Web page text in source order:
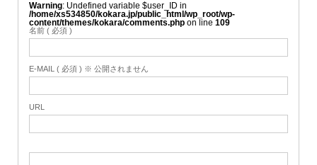
Warning : Undefined variable $user_ID in
/home/xs534850/kokara.jp/public_html/wp_root/wp-
content/themes/kokara/comments.phpon line 109
名前 ( 必須 )
E-MAIL ( 必須 ) ※ 公開されません
URL